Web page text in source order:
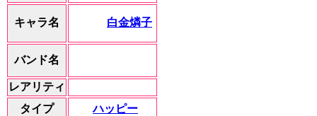
キャラ名 白金燐子
バンド名
レアリティ
タイプ
ハッピー